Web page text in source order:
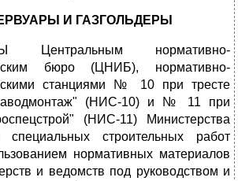
И ГАЗГОЛЬДЕРЫ
Центральным нормативно-
бюро (ЦНИБ), нормативно-
станциями № 10 при тресте
(НИС-10) и № 11 при
(НИС-11) Министерства
строительных работ
нормативных материалов
и ведомств под руководством и